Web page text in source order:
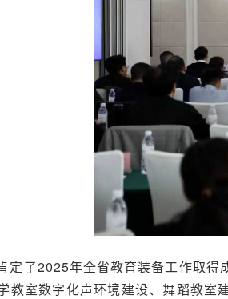
定了2025年全省教育装备工作取
教室数字化声环境建设、舞蹈教